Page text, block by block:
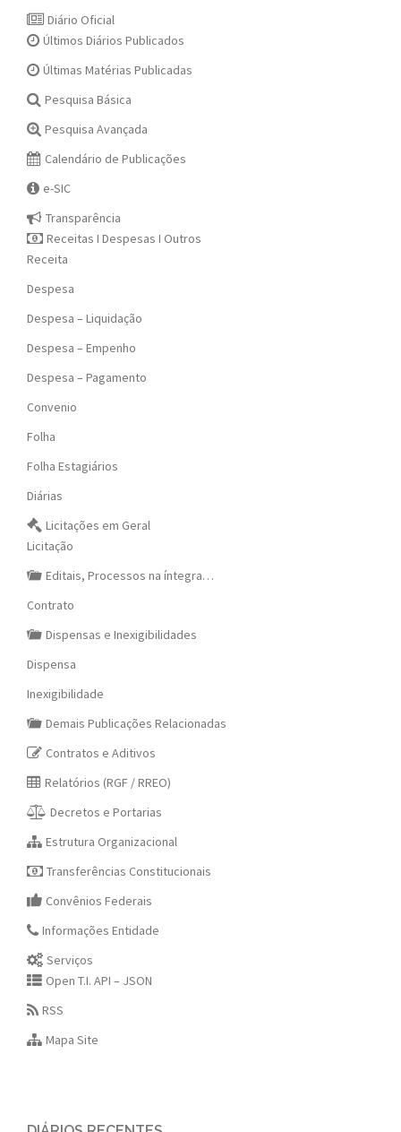
Diário Oficial
Últimos Diários Publicados
Últimas Matérias Publicadas
Pesquisa Básica
Pesquisa Avançada
Calendário de Publicações
e-SIC
Transparência
Receitas I Despesas I Outros
Receita
Despesa
Despesa – Liquidação
Despesa – Empenho
Despesa – Pagamento
Convenio
Folha
Folha Estagiários
Diárias
Licitações em Geral
Licitação
Editais, Processos na íntegra…
Contrato
Dispensas e Inexigibilidades
Dispensa
Inexigibilidade
Demais Publicações Relacionadas
Contratos e Aditivos
Relatórios (RGF / RREO)
Decretos e Portarias
Estrutura Organizacional
Transferências Constitucionais
Convênios Federais
Informações Entidade
Serviços
Open T.I. API – JSON
RSS
Mapa Site